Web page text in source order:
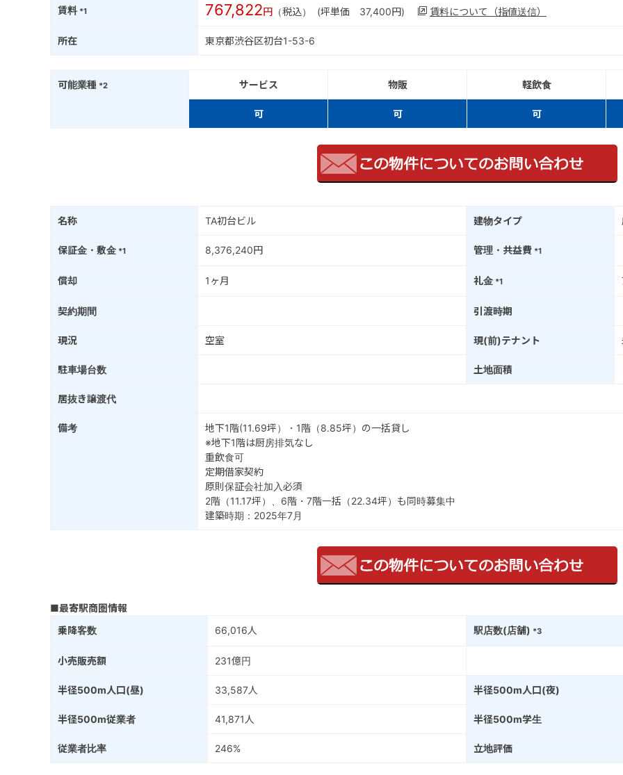
賃料 *1 767,822円 （税込） (坪単価 37,400円) 賃料について（指値送信）
所在 東京都渋谷区初台1-53-6
可能業種 *2 サービス 物販 軽飲食
可 可 可
名称 TA初台ビル 建物タイプ
保証金・敷金 *1 8,376,240円 管理・共益費 *1
償却 1ヶ月 礼金 *1
契約期間 引渡時期
現況 空室 現(前)テナント
駐車場台数 土地面積
居抜き譲渡代
備考
地下1階(11.69坪）・1階（8.85坪）の一括貸し
※地下1階は厨房排気なし
重飲食可
定期借家契約
原則保証会社加入必須
2階（11.17坪）、6階・7階一括（22.34坪）も同時募集中
建築時期：2025年7月
■最寄駅商圏情報
乗降客数
66,016人 駅店数(店舗) *3
小売販売額 231億円
半径500m人口(昼) 33,587人 半径500m人口(夜)
半径500m従業者 41,871人 半径500m学生
従業者比率 246% 立地評価